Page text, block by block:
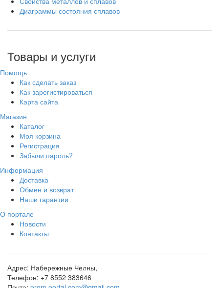
Диаграммы состояния сплавов
Товары и услуги
Помощь
Как сделать заказ
Как зарегистироваться
Карта сайта
Магазин
Каталог
Моя корзина
Регистрация
Забыли пароль?
Информация
Доставка
Обмен и возврат
Наши гарантии
О портале
Новости
Контакты
Адрес: Набережные Челны,
Телефон: +7 8552 383646